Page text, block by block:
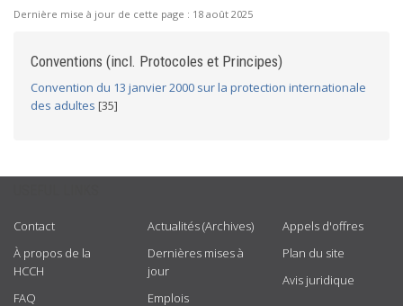
Dernière mise à jour de cette page : 18 août 2025
Conventions (incl. Protocoles et Principes)
Convention du 13 janvier 2000 sur la protection internationale
des adultes [35]
Contact
À propos de la
HCCH
FAQ
Actualités (Archives)
Dernières mises à
jour
Emplois
Appels d'offres
Plan du site
Avis juridique